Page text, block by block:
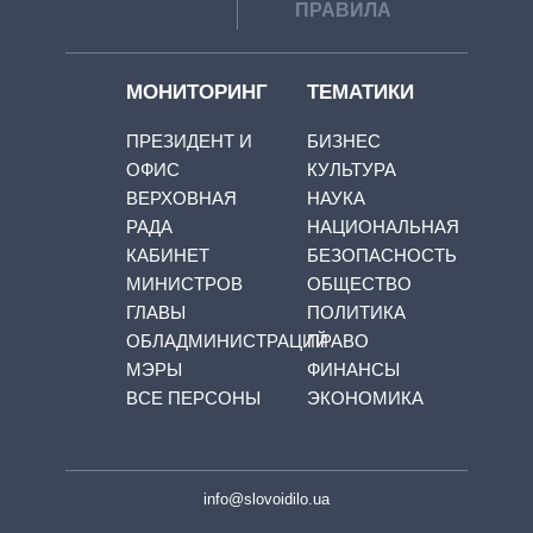
ПРАВИЛА
МОНИТОРИНГ
ПРЕЗИДЕНТ И
ОФИС
ВЕРХОВНАЯ
РАДА
КАБИНЕТ
МИНИСТРОВ
ГЛАВЫ
ОБЛАДМИНИСТРАЦИЙ
МЭРЫ
ВСЕ ПЕРСОНЫ
ТЕМАТИКИ
БИЗНЕС
КУЛЬТУРА
НАУКА
НАЦИОНАЛЬНАЯ
БЕЗОПАСНОСТЬ
ОБЩЕСТВО
ПОЛИТИКА
ПРАВО
ФИНАНСЫ
ЭКОНОМИКА
info@slovoidilo.ua